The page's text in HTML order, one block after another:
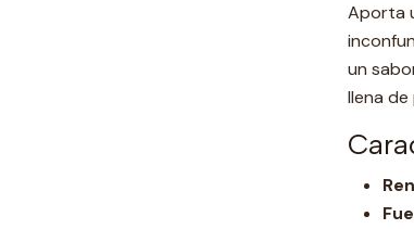
Aporta
un
llena